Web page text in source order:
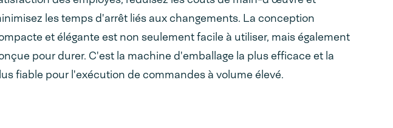
les temps d'arrêt liés aux changements. La conception
et élégante est non seulement facile à utiliser, mais également
pour durer. C'est la machine d'emballage la plus efficace et la
fiable pour l'exécution de commandes à volume élevé.